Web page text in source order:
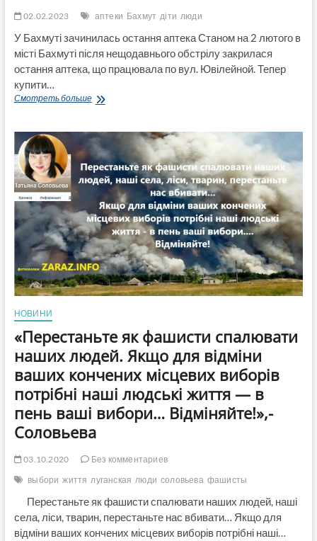
02.02.2023 аптеки Бахмут діти люди
У Бахмуті зачинилась остання аптека Станом на 2 лютого в
місті Бахмуті після нещодавнього обстрілу закрилася
остання аптека, що працювала по вул. Ювілейной. Тепер
купити…
Смотреть большеВ
200
дітей
зачинилась
остання
аптека,
магазини
закриваються…
Добірка
останніх
новин
НОВИНИ
«Перестаньте як фашисти спалювати
наших людей. Якщо для відміни
ваших кончених місцевих виборів
потрібні наші людські життя — в
пень ваші вибори… Відміняйте!»,-
Соловьева
03.10.2020
Без комментариев
выбори життя луганская люди соловьева фашисты
Перестаньте як фашисти спалювати наших людей, наші
села, ліси, тварин, перестаньте нас вбивати… Якщо для
відміни ваших кончених місцевих виборів потрібні наші…